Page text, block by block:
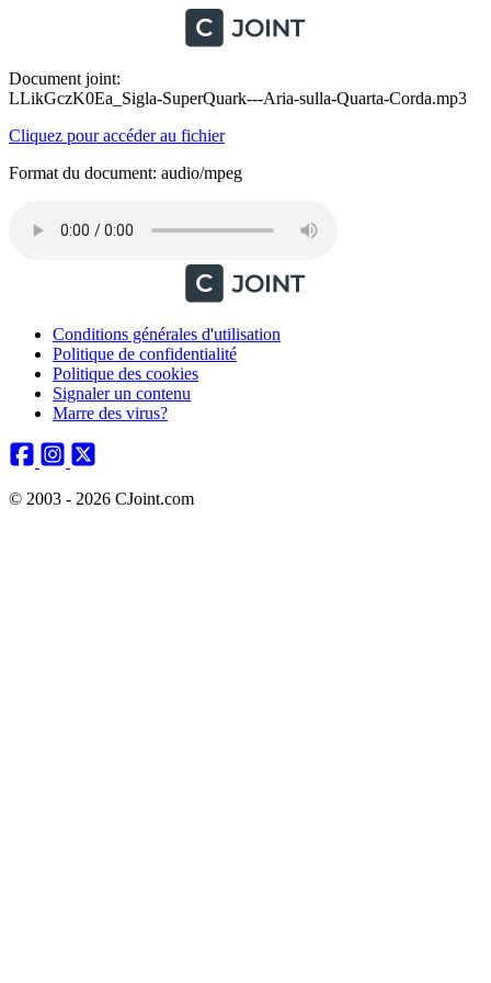
Document joint:
LLikGczK0Ea_Sigla-SuperQuark---Aria-sulla-Quarta-Corda.mp3
Cliquez pour accéder au fichier
Format du document: audio/mpeg
Conditions générales d'utilisation
Politique de confidentialité
Politique des cookies
Signaler un contenu
Marre des virus?
© 2003 - 2026 CJoint.com